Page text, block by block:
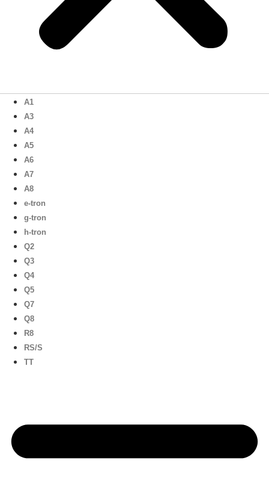
A1
A3
A4
A5
A6
A7
A8
e-tron
g-tron
h-tron
Q2
Q3
Q4
Q5
Q7
Q8
R8
RS/S
TT